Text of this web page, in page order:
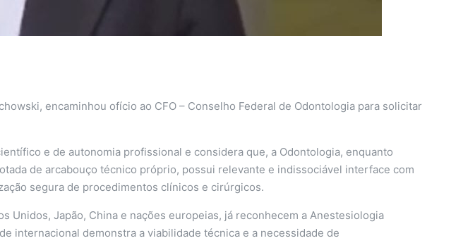
encaminhou ofício ao CFO – Conselho Federal de Odontologia para solicitar
e de autonomia profissional e considera que, a Odontologia, enquanto
de arcabouço técnico próprio, possui relevante e indissociável interface com
segura de procedimentos clínicos e cirúrgicos.
Unidos, Japão, China e nações europeias, já reconhecem a Anestesiologia
internacional demonstra a viabilidade técnica e a necessidade de